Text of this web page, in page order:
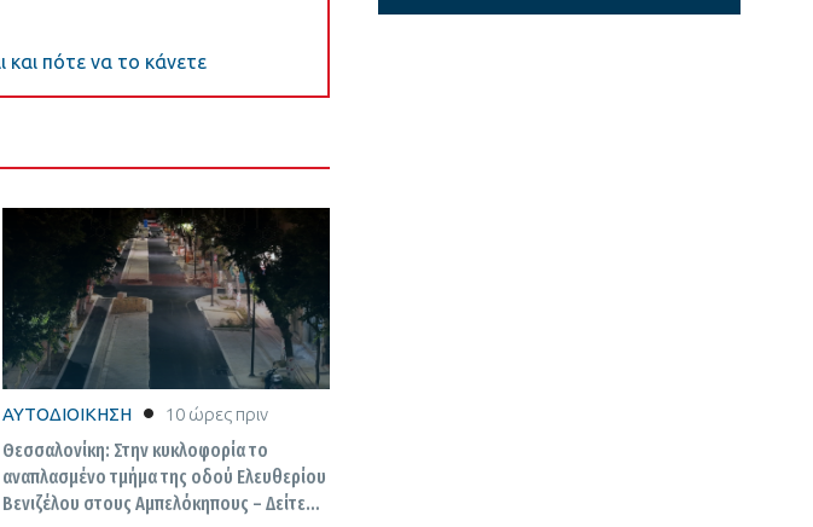
και πότε να το κάνετε
ΑΥΤΟΔΙΟΙΚΗΣΗ 10 ώρες πριν
Θεσσαλονίκη: Στην κυκλοφορία το
αναπλασμένο τμήμα της οδού Ελευθερίου
Βενιζέλου στους Αμπελόκηπους – Δείτε